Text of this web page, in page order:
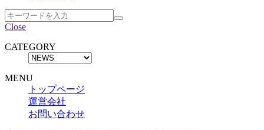
Close
CATEGORY
MENU
トップページ
運営会社
お問い合わせ